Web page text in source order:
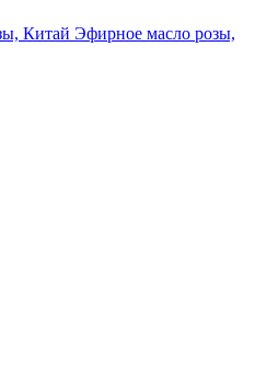
Эфирное масло розы,